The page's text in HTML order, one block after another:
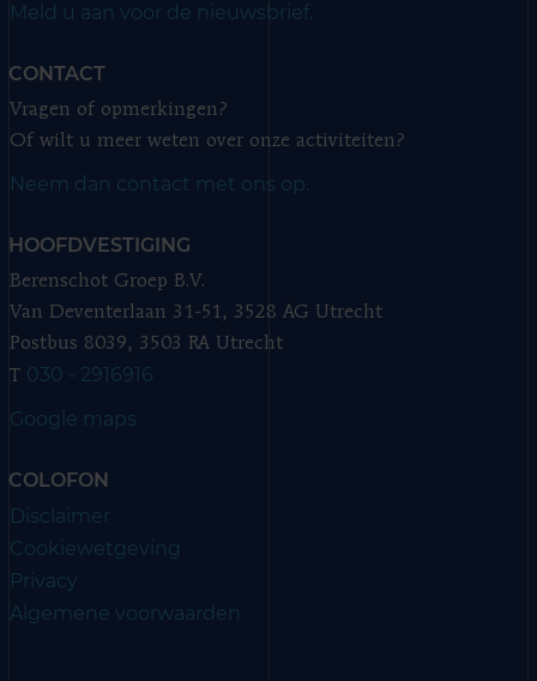
Meld u aan voor de nieuwsbrief.
CONTACT
Vragen of opmerkingen?
Of wilt u meer weten over onze activiteiten?
Neem dan contact met ons op.
HOOFDVESTIGING
Berenschot Groep B.V.
Van Deventerlaan 31-51, 3528 AG Utrecht
Postbus 8039, 3503 RA Utrecht
T 030 - 2916916
Google maps
COLOFON
Disclaimer
Cookiewetgeving
Privacy
Algemene voorwaarden